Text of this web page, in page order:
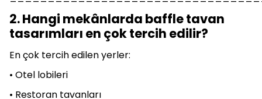
2. Hangi mekânlarda baffle tavan
tasarımları en çok tercih edilir?
En çok tercih edilen yerler:
• Otel lobileri
• Restoran tavanları